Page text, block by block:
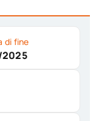
di fine
2025